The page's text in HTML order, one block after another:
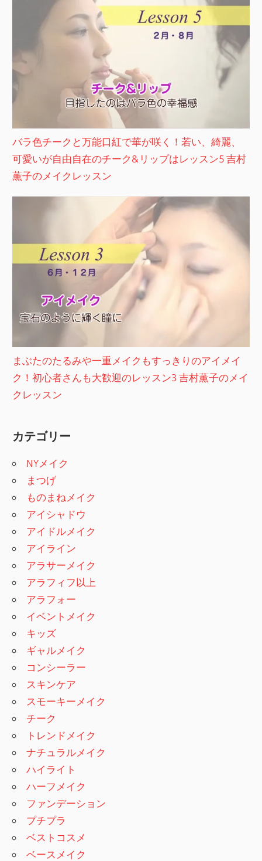
バラ色チークと万能口紅で華が咲く！若い、綺麗、
可愛いが自由自在のチーク&リップはレッスン5 吉村
薫子のメイクレッスン
まぶたのたるみや一重メイクもすっきりのアイメイ
ク！初心者さんも大歓迎のレッスン3 吉村薫子のメイ
クレッスン
カテゴリー
NYメイク
まつげ
ものまねメイク
アイシャドウ
アイドルメイク
アイライン
アラサーメイク
アラフィフ以上
アラフォー
イベントメイク
キッズ
ギャルメイク
コンシーラー
スキンケア
スモーキーメイク
チーク
トレンドメイク
ナチュラルメイク
ハイライト
ハーフメイク
ファンデーション
プチプラ
ベストコスメ
ベースメイク